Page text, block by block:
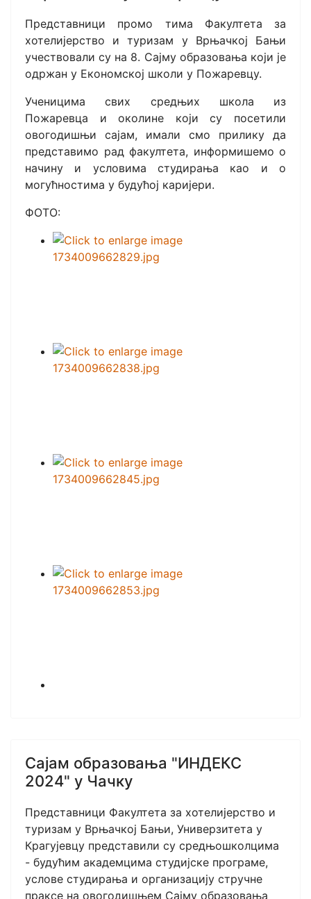
Представници промо тима Факултета за
хотелијерство и туризам у Врњачкој Бањи
учествовали су на 8. Сајму образовања који је
одржан у Економској школи у Пожаревцу.
Ученицима свих средњих школа из
Пожаревца и околине који су посетили
овогодишњи сајам, имали смо прилику да
представимо рад факултета, информишемо о
начину и условима студирања као и о
могућностима у будућој каријери.
ФОТО:
Сајам образовања "ИНДЕКС
2024" у Чачку
Представници Факултета за хотелијерство и
туризам у Врњачкој Бањи, Универзитета у
Крагујевцу представили су средњошколцима
- будућим академцима студијске програме,
услове студирања и организацију стручне
праксе на овогодишњем Сајму образовања